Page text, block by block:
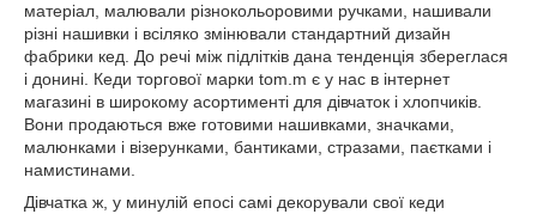
матеріал, малювали різнокольоровими ручками, нашивали
різні нашивки і всіляко змінювали стандартний дизайн
фабрики кед. До речі між підлітків дана тенденція збереглася
і донині. Кеди торгової марки tom.m є у нас в інтернет
магазині в широкому асортименті для дівчаток і хлопчиків.
Вони продаються вже готовими нашивками, значками,
малюнками і візерунками, бантиками, стразами, паєтками і
намистинами.
Дівчатка ж, у минулій епосі самі декорували свої кеди